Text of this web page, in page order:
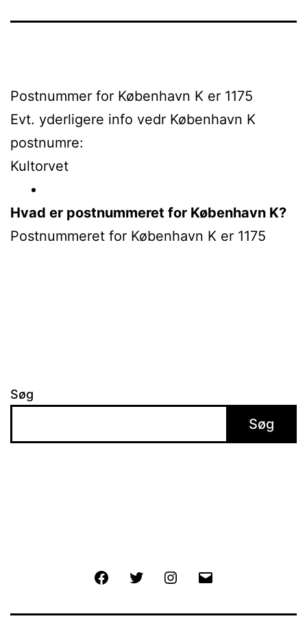
Postnummer for København K er 1175
Evt. yderligere info vedr København K
postnumre:
Kultorvet
Hvad er postnummeret for København K?
Postnummeret for København K er 1175
Søg
Søg
FacebookTwitter Instagram